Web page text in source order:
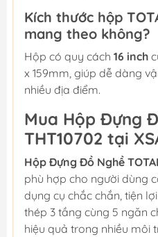
Kích thước hộp
mang theo không?
Hộp có quy cách 16 inch
x 159mm, giúp dễ dàng
nhiều địa điểm.
Mua Hộp Đựng
THT10702 tại
Hộp Đựng Đồ Nghề
phù hợp cho người dùng
dụng cụ chắc chắn, tiện
thép 3 tầng cùng 5 ngăn
hiệu quả trong nhiều môi